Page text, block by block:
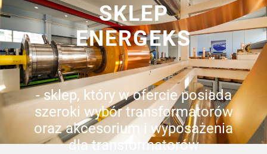
SKLEP
ENERGEKS
- sklep, który w ofercie posiada
szeroki wybór transformatorów
oraz akcesorium i wyposażenia
dla transformatorów